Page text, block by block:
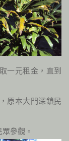
一元租金，直到
原本大門深鎖民
參觀。